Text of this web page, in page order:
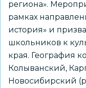
региона».
рамках
история» и
школьников к
края. География
Колыванский,
Новосибирский